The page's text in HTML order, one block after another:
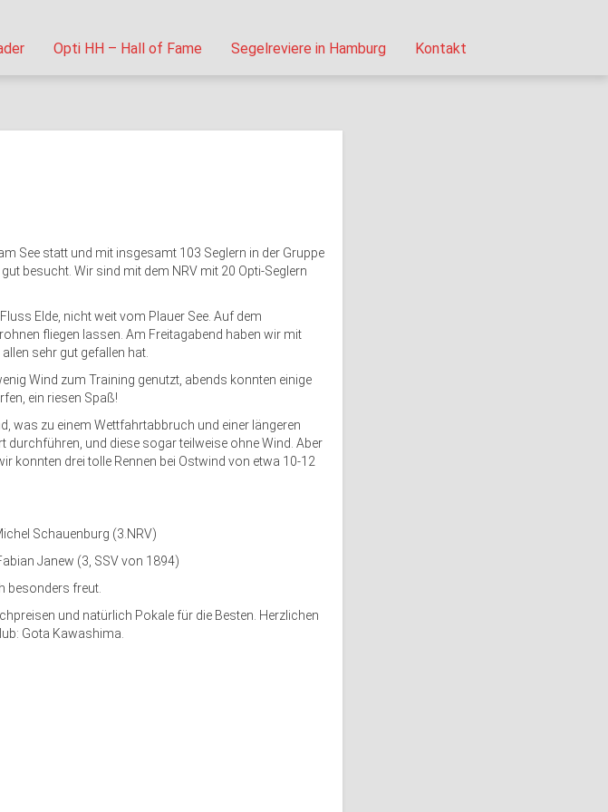
Opti HH – Hall of Fame Segelreviere in Hamburg Kontakt
See statt und mit insgesamt 103 Seglern in der Gruppe
besucht. Wir sind mit dem NRV mit 20 Opti-Seglern
Elde, nicht weit vom Plauer See. Auf dem
fliegen lassen. Am Freitagabend haben wir mit
sehr gut gefallen hat.
Wind zum Training genutzt, abends konnten einige
ein riesen Spaß!
was zu einem Wettfahrtabbruch und einer längeren
durchführen, und diese sogar teilweise ohne Wind. Aber
konnten drei tolle Rennen bei Ostwind von etwa 10-12
Schauenburg (3.NRV)
Janew (3, SSV von 1894)
besonders freut.
und natürlich Pokale für die Besten. Herzlichen
Gota Kawashima.